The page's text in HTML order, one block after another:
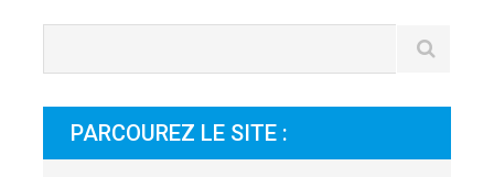
PARCOUREZ LE SITE :